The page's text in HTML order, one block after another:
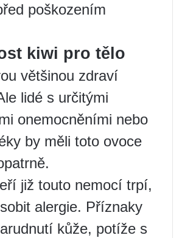
poškozením
kiwi pro tělo
většinou zdraví
lidé s určitými
onemocněními nebo
by měli toto ovoce
již touto nemocí trpí,
alergie. Příznaky
kůže, potíže s